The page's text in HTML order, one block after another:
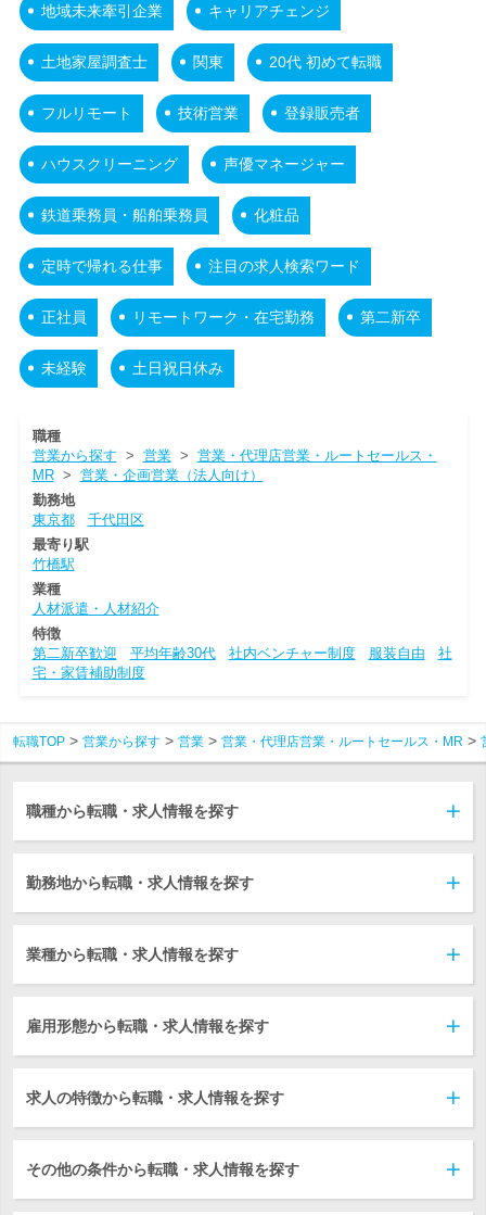
地域未来牽引企業 キャリアチェンジ
土地家屋調査士 関東 20代 初めて転職
フルリモート 技術営業 登録販売者
ハウスクリーニング 声優マネージャー
鉄道乗務員・船舶乗務員 化粧品
定時で帰れる仕事 注目の求人検索ワード
正社員 リモートワーク・在宅勤務 第二新卒
未経験 土日祝日休み
職種
営業から探す > 営業> 営業・代理店営業・ルートセールス・
MR> 営業・企画営業（法人向け）
勤務地
東京都
千代田区
最寄り駅
竹橋駅
業種
人材派遣・人材紹介
特徴
第二新卒歓迎
平均年齢30代 社内ベンチャー制度 服装自由
社
宅・家賃補助制度
転職TOP 営業から探す 営業 営業・代理店営業・ルートセールス・MR
職種から転職・求人情報を探す
勤務地から転職・求人情報を探す
業種から転職・求人情報を探す
雇用形態から転職・求人情報を探す
求人の特徴から転職・求人情報を探す
その他の条件から転職・求人情報を探す